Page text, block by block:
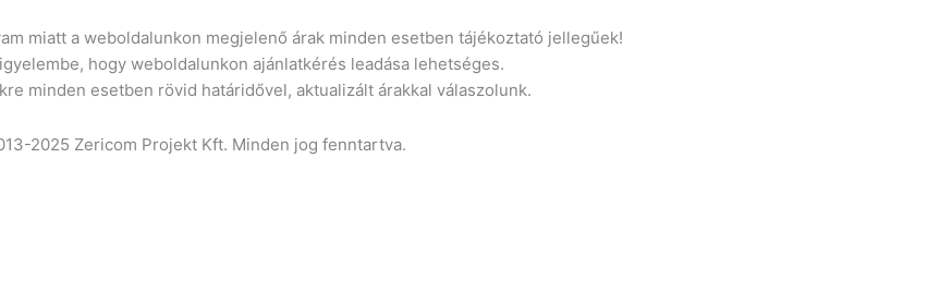
miatt a weboldalunkon megjelenő árak minden esetben tájékoztató jellegűek!
hogy weboldalunkon ajánlatkérés leadása lehetséges.
minden esetben rövid határidővel, aktualizált árakkal válaszolunk.
2025 Zericom Projekt Kft. Minden jog fenntartva.